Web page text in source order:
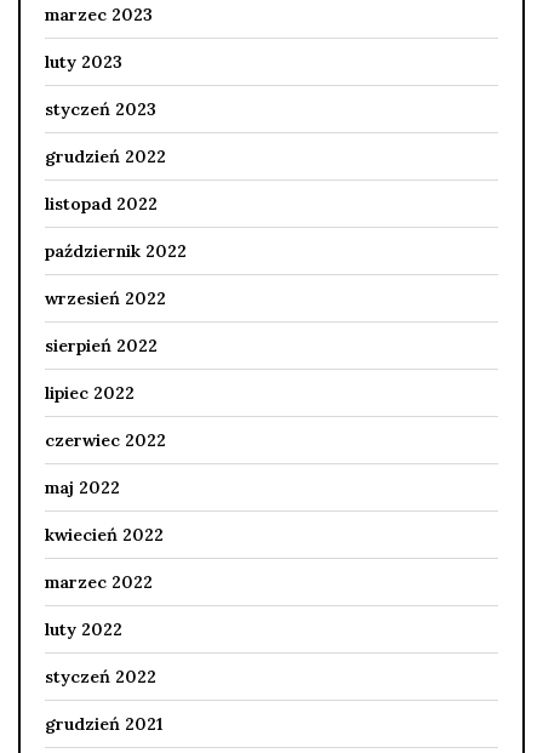
marzec 2023
luty 2023
styczeń 2023
grudzień 2022
listopad 2022
październik 2022
wrzesień 2022
sierpień 2022
lipiec 2022
czerwiec 2022
maj 2022
kwiecień 2022
marzec 2022
luty 2022
styczeń 2022
grudzień 2021